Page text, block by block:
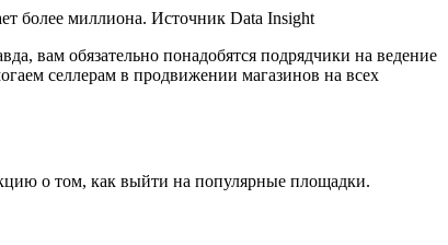
более миллиона. Источник Data Insight
вам обязательно понадобятся подрядчики на ведение
селлерам в продвижении магазинов на всех
о том, как выйти на популярные площадки.